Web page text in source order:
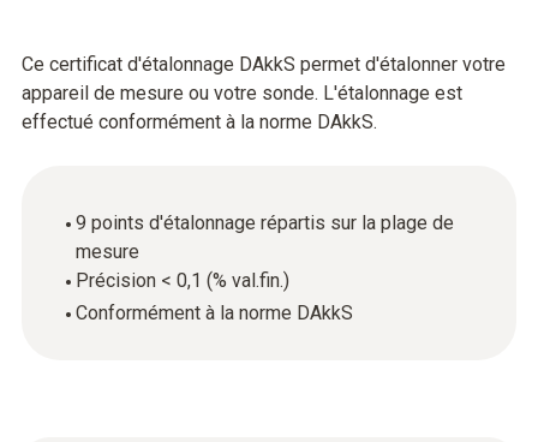
Ce certificat d'étalonnage DAkkS permet d'étalonner votre
appareil de mesure ou votre sonde. L'étalonnage est
effectué conformément à la norme DAkkS.
9 points d'étalonnage répartis sur la plage de
mesure
Précision < 0,1 (% val.fin.)
Conformément à la norme DAkkS